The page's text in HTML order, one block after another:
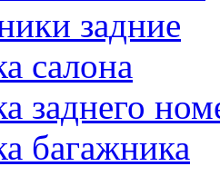
задние
салона
заднего
багажника